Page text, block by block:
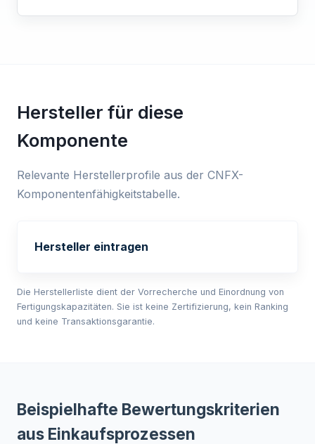
Hersteller für diese
Komponente
Relevante Herstellerprofile aus der CNFX-
Komponentenfähigkeitstabelle.
Hersteller eintragen
Die Herstellerliste dient der Vorrecherche und Einordnung von
Fertigungskapazitäten. Sie ist keine Zertifizierung, kein Ranking
und keine Transaktionsgarantie.
Beispielhafte Bewertungskriterien
aus Einkaufsprozessen